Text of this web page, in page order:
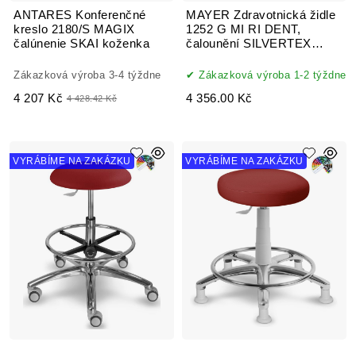
ANTARES Konferenčné
kreslo 2180/S MAGIX
čalúnenie SKAI koženka
Zákazková výroba 3-4 týždne
4 207 Kč 4 428.42 Kč
MAYER Zdravotnická židle
1252 G MI RI DENT,
čalounění SILVERTEX
Zákazková výroba 1-2 týždne
4 356.00 Kč
VYRÁBÍME NA ZAKÁZKU VYRÁBÍME NA ZAKÁZKU